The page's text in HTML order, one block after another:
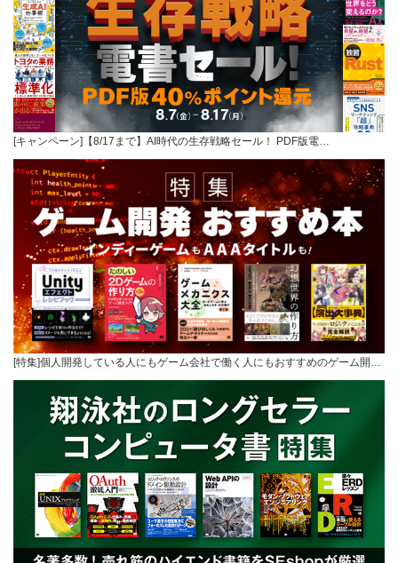
[キャンペーン]【8/17まで】AI時代の生存戦略セール！ PDF版電…
[特集]個人開発している人にもゲーム会社で働く人にもおすすめのゲーム開…